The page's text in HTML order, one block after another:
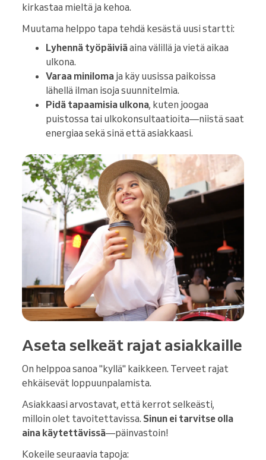
kirkastaa mieltä ja kehoa.
Muutama helppo tapa tehdä kesästä uusi startti:
Lyhennä työpäiviäaina välillä ja vietä aikaa
ulkona.
Varaa miniloma ja käy uusissa paikoissa
lähellä ilman isoja suunnitelmia.
Pidä tapaamisia ulkona, kuten joogaa
puistossa tai ulkokonsultaatioita—niistä saat
energiaa sekä sinä että asiakkaasi.
Aseta selkeät rajat asiakkaille
On helppoa sanoa "kyllä" kaikkeen. Terveet rajat
ehkäisevät loppuunpalamista.
Asiakkaasi arvostavat, että kerrot selkeästi,
milloin olet tavoitettavissa. Sinun ei tarvitse olla
aina käytettävissä—päinvastoin!
Kokeile seuraavia tapoja: